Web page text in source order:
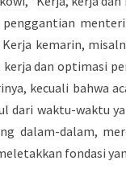
penggantian
kemarin,
dan optimasi
kecuali bahwa
dari waktu-waktu
dalam-dalam,
fondasi